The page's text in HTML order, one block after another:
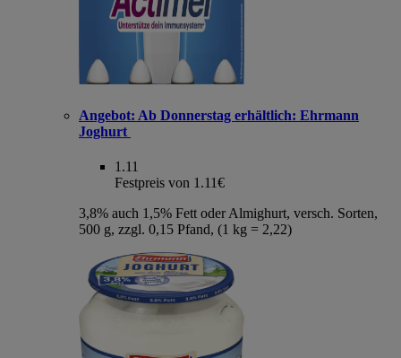
Angebot: Ab Donnerstag erhältlich: Ehrmann
Joghurt
1.11
Festpreis von 1.11€
3,8% auch 1,5% Fett oder Almighurt, versch. Sorten,
500 g, zzgl. 0,15 Pfand, (1 kg = 2,22)